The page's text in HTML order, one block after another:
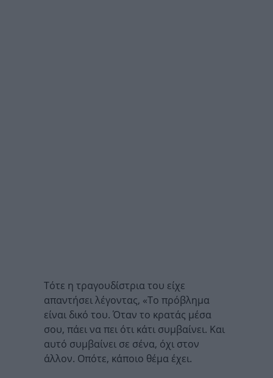
Τότε η τραγουδίστρια του είχε
απαντήσει λέγοντας, «Το πρόβλημα
είναι δικό του. Όταν το κρατάς μέσα
σου, πάει να πει ότι κάτι συμβαίνει. Και
αυτό συμβαίνει σε σένα, όχι στον
άλλον. Οπότε, κάποιο θέμα έχει.